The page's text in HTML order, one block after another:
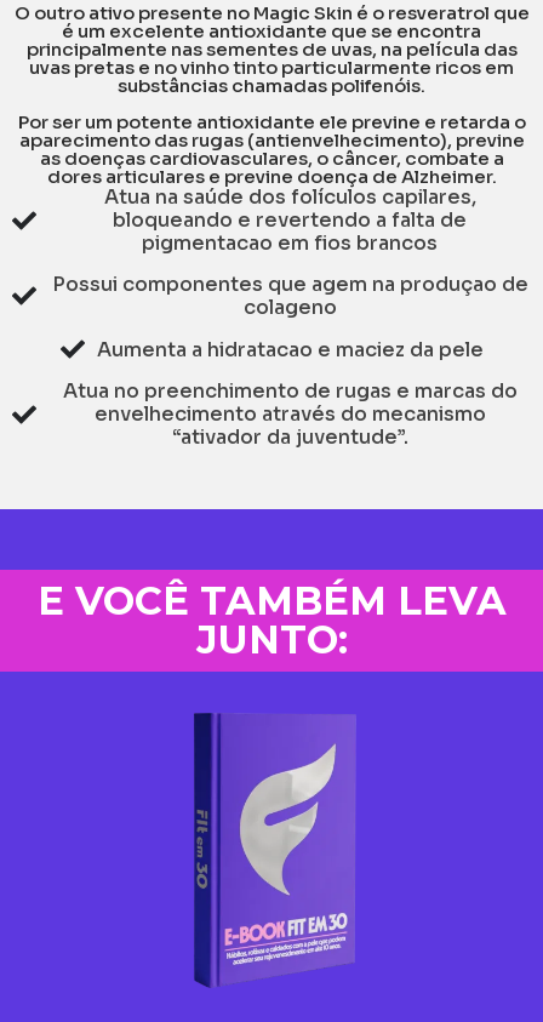
O outro ativo presente no Magic Skin é o resveratrol que
é um excelente antioxidante que se encontra
principalmente nas sementes de uvas, na película das
uvas pretas e no vinho tinto particularmente ricos em
substâncias chamadas polifenóis.
Por ser um potente antioxidante ele previne e retarda o
aparecimento das rugas (antienvelhecimento), previne
as doenças cardiovasculares, o câncer, combate a
dores articulares e previne doença de Alzheimer.
Atua na saúde dos folículos capilares,
bloqueando e revertendo a falta de
pigmentacao em fios brancos
Possui componentes que agem na produçao de
colageno
Aumenta a hidratacao e maciez da pele
Atua no preenchimento de rugas e marcas do
envelhecimento através do mecanismo
“ativador da juventude”.
E VOCÊ TAMBÉM LEVA
JUNTO: